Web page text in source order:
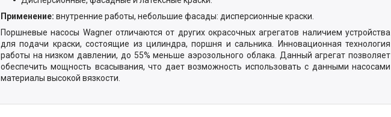
Применение: внутренние работы, небольшие фасады: дисперсионные краски.
Поршневые насосы Wagner отличаются от других окрасочных агрегатов наличием устройства
для подачи краски, состоящие из цилиндра, поршня и сальника. Инновационная технология
работы на низком давлении, до 55% меньше аэрозольного облака. Данный агрегат позволяет
обеспечить мощность всасывания, что дает возможность использовать с данными насосами
материалы высокой вязкости.